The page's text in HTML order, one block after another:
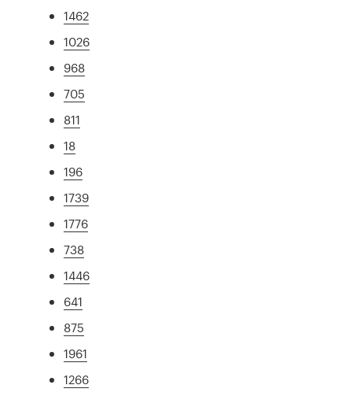
1462
1026
968
705
811
18
196
1739
1776
738
1446
641
875
1961
1266